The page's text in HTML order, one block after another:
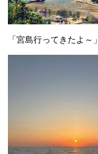
「宮島行ってきたよ～」